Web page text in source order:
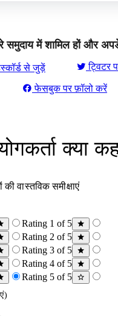
समुदाय में शामिल हों और
से जुड़ें ट्विटर
फेसबुक पर फ़ॉलो करें
क्या
की वास्तविक समीक्षाएं
Rating 1 of 5
Rating 2 of 5
Rating 3 of 5
Rating 4 of 5
Rating 5 of 5